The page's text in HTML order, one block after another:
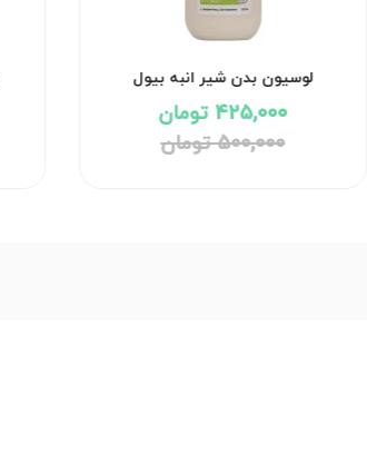
لوسیون بدن شیر انبه بیول
425,000 تومان
500,000 تومان